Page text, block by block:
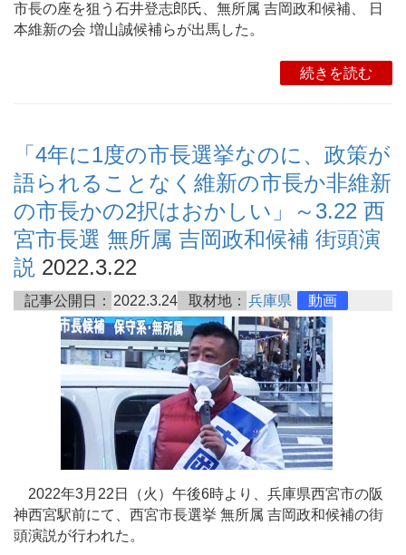
市長の座を狙う石井登志郎氏、無所属 吉岡政和候補、 日
本維新の会 増山誠候補らが出馬した。
続きを読む
「4年に1度の市長選挙なのに、政策が
語られることなく維新の市長か非維新
の市長かの2択はおかしい」～3.22 西
宮市長選 無所属 吉岡政和候補 街頭演
説 2022.3.22
記事公開日： 2022.3.24 取材地： 兵庫県 動画
2022年3月22日（火）午後6時より、兵庫県西宮市の阪
神西宮駅前にて、西宮市長選挙 無所属 吉岡政和候補の街
頭演説が行われた。